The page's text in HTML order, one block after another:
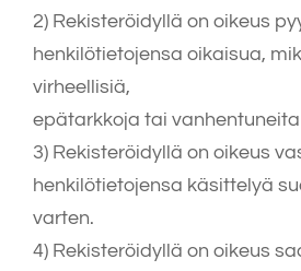
2) Rekisteröidyllä on oikeus
henkilötietojensa oikaisua,
virheellisiä,
epätarkkoja tai
3) Rekisteröidyllä on oikeus
henkilötietojensa käsittelyä
varten.
4) Rekisteröidyllä on oikeus